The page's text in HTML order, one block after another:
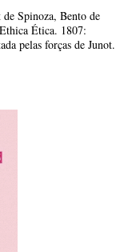
Spinoza, Bento de
Ética. 1807:
pelas forças de Junot.